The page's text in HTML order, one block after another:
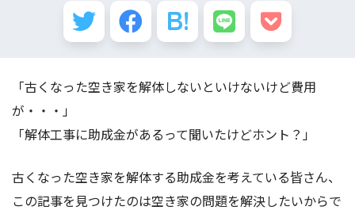
「古くなった空き家を解体しないといけないけど費用
が・・・」
「解体工事に助成金があるって聞いたけどホント？」
古くなった空き家を解体する助成金を考えている皆さん、
この記事を見つけたのは空き家の問題を解決したいからで